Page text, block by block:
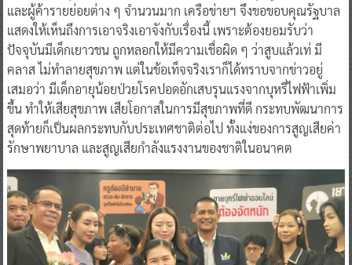
และผู้ค้ารายย่อยต่าง ๆ จำนวนมาก เครือข่ายฯ จึงขอขอบคุณรัฐบาล
แสดงให้เห็นถึงการเอาจริงเอาจังกับเรื่องนี้ เพราะต้องยอมรับว่า
ปัจจุบันมีเด็กเยาวชน ถูกหลอกให้มีความเชื่อผิด ๆ ว่าสูบแล้วเท่ มี
คลาส ไม่ทำลายสุขภาพ แต่ในข้อเท็จจริงเราก็ได้ทราบจากข่าวอยู่
เสมอว่า มีเด็กอายุน้อยป่วยโรคปอดอักเสบรุนแรงจากบุหรี่ไฟฟ้าเพิ่ม
ขึ้น ทำให้เสียสุขภาพ เสียโอกาสในการมีสุขภาพที่ดี กระทบพัฒนาการ
สุดท้ายก็เป็นผลกระทบกับประเทศชาติต่อไป ทั้งแง่ของการสูญเสียค่า
รักษาพยาบาล และสูญเสียกำลังแรงงานของชาติในอนาคต